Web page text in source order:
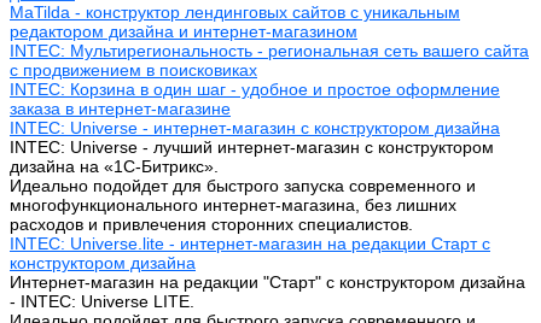
MaTilda - конструктор лендинговых сайтов с уникальным
редактором дизайна и интернет-магазином
INTEC: Мультирегиональность - региональная сеть вашего сайта
с продвижением в поисковиках
INTEC: Корзина в один шаг - удобное и простое оформление
заказа в интернет-магазине
INTEC: Universe - интернет-магазин с конструктором дизайна
INTEC: Universe - лучший интернет-магазин с конструктором
дизайна на «1C-Битрикс».
Идеально подойдет для быстрого запуска современного и
многофункционального интернет-магазина, без лишних
расходов и привлечения сторонних специалистов.
INTEC: Universe.lite - интернет-магазин на редакции Старт с
конструктором дизайна
Интернет-магазин на редакции "Старт" с конструктором дизайна
- INTEC: Universe LITE.